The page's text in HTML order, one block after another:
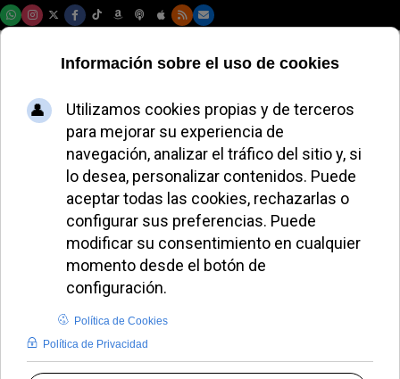
Carlo Acutis, joven
beatificado, inspira
a la juventud con su
legado digital
ALMUDENA RODRIGO
IGLESIA UNIVERSAL
VIERNES, 05 SEPTIEMBRE 2025 12:50